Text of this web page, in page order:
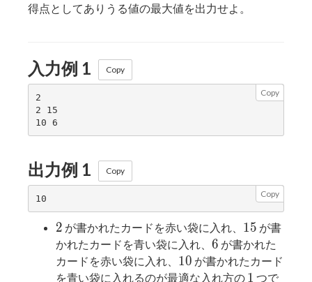
得点としてありうる値の最大値を出力せよ。
入力例 1 Copy
Copy
2
2 15
出力例 1 Copy
Copy
2
2 が書かれたカードを赤い袋に入れ、 15
15 が書
かれたカードを青い袋に入れ、 6
6 が書かれた
カードを赤い袋に入れ、 10
10 が書かれたカード
を青い袋に入れるのが最適な入れ方の 1
1 つで